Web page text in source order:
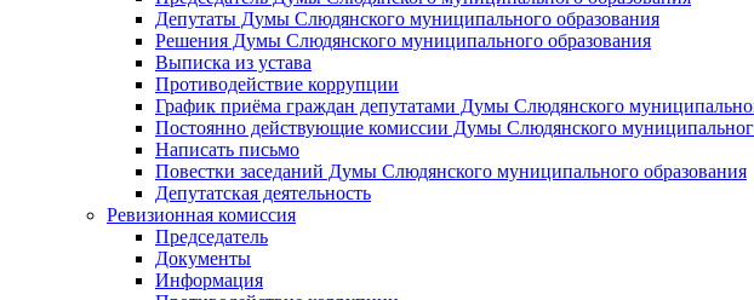
Депутаты Думы Слюдянского муниципального образования
Решения Думы Слюдянского муниципального образования
Выписка из устава
Противодействие коррупции
График приёма граждан депутатами Думы Слюдянского
Постоянно действующие комиссии Думы Слюдянского
Написать письмо
Повестки заседаний Думы Слюдянского муниципального образования
Депутатская деятельность
Ревизионная комиссия
Председатель
Документы
Информация